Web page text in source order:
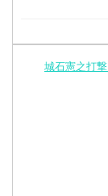
城石憲之打